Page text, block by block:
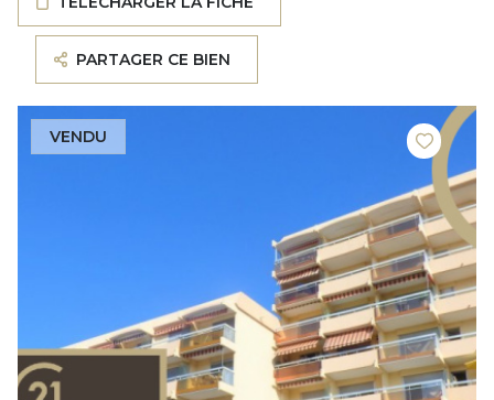
PARTAGER CE BIEN
VENDU